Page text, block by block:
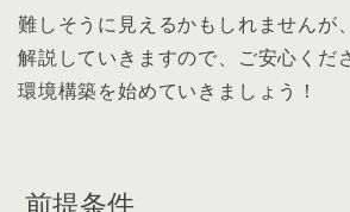
難しそうに見えるかもしれませんが
解説していきますので、ご安心くだ
環境構築を始めていきましょう！
前提条件